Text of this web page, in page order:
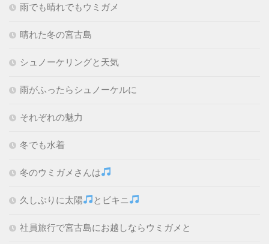
雨でも晴れでもウミガメ
晴れた冬の宮古島
シュノーケリングと天気
雨がふったらシュノーケルに
それぞれの魅力
冬でも水着
冬のウミガメさんは
久しぶりに太陽 とビキニ
社員旅行で宮古島にお越しならウミガメと